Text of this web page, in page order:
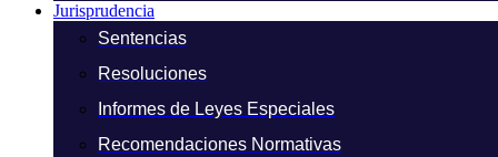
Jurisprudencia
Sentencias
Resoluciones
Informes de Leyes Especiales
Recomendaciones Normativas